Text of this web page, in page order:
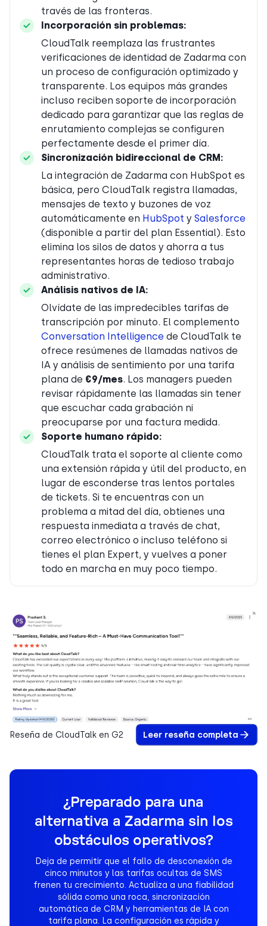
través de las fronteras.
Incorporación sin problemas:
CloudTalk reemplaza las frustrantes
verificaciones de identidad de Zadarma con
un proceso de configuración optimizado y
transparente. Los equipos más grandes
incluso reciben soporte de incorporación
dedicado para garantizar que las reglas de
enrutamiento complejas se configuren
perfectamente desde el primer día.
Sincronización bidireccional de CRM:
La integración de Zadarma con HubSpot es
básica, pero CloudTalk registra llamadas,
mensajes de texto y buzones de voz
automáticamente en HubSpot y Salesforce
(disponible a partir del plan Essential). Esto
elimina los silos de datos y ahorra a tus
representantes horas de tedioso trabajo
administrativo.
Análisis nativos de IA:
Olvídate de las impredecibles tarifas de
transcripción por minuto. El complemento
Conversation Intelligence de CloudTalk te
ofrece resúmenes de llamadas nativos de
IA y análisis de sentimiento por una tarifa
plana de €9/mes. Los managers pueden
revisar rápidamente las llamadas sin tener
que escuchar cada grabación ni
preocuparse por una factura medida.
Soporte humano rápido:
CloudTalk trata el soporte al cliente como
una extensión rápida y útil del producto, en
lugar de esconderse tras lentos portales
de tickets. Si te encuentras con un
problema a mitad del día, obtienes una
respuesta inmediata a través de chat,
correo electrónico o incluso teléfono si
tienes el plan Expert, y vuelves a poner
todo en marcha en muy poco tiempo.
Reseña de CloudTalk en G2 Leer reseña completa
¿Preparado para una
alternativa a Zadarma sin los
obstáculos operativos?
Deja de permitir que el fallo de desconexión de
cinco minutos y las tarifas ocultas de SMS
frenen tu crecimiento. Actualiza a una fiabilidad
sólida como una roca, sincronización
automática de CRM y herramientas de IA con
tarifa plana. La configuración es rápida y